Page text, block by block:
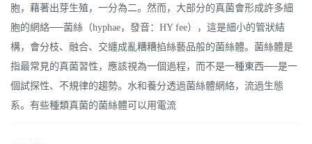
胞，藉著出芽生殖，一分為二。然而，大部分的真菌會形成許多細
胞的網絡──菌絲（hyphae，發音：HY fee），這是細小的管狀結
構，會分枝、融合、交纏成亂糟糟掐絲藝品般的菌絲體。菌絲體是
指最常見的真菌習性，應該視為一個過程，而不是一種東西──是一
個試探性、不規律的趨勢。水和養分透過菌絲體網絡，流過生態
系。有些種類真菌的菌絲體可以用電流